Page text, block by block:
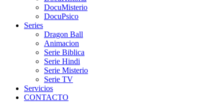
DocuMisterio
DocuPsico
Series
Dragon Ball
Animacion
Serie Biblica
Serie Hindi
Serie Misterio
Serie TV
Servicios
CONTACTO